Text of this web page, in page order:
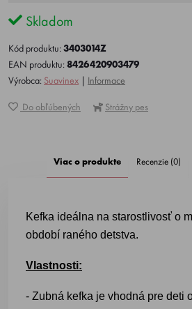
Skladom
Kód produktu:3403014Z
EAN produktu:8426420903479
Výrobca: Suavinex | Informace
Do obľúbených Strážny pes
Viac o produkte Recenzie (0)
Kefka ideálna na starostlivosť o
období raného detstva.
Vlastnosti:
- Zubná kefka je vhodná pre deti